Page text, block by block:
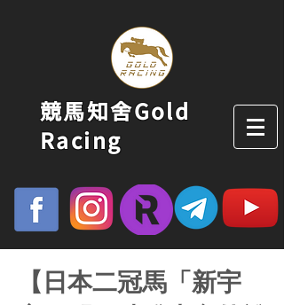
競馬知舍Gold
Racing
【日本二冠馬「新宇